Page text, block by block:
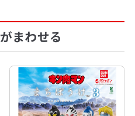
がまわせる